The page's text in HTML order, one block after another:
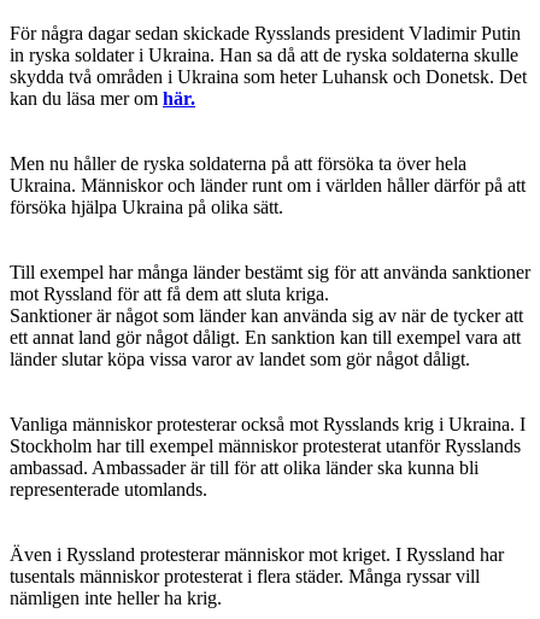
För några dagar sedan skickade Rysslands president Vladimir Putin
in ryska soldater i Ukraina. Han sa då att de ryska soldaterna skulle
skydda två områden i Ukraina som heter Luhansk och Donetsk. Det
kan du läsa mer om här.
Men nu håller de ryska soldaterna på att försöka ta över hela
Ukraina. Människor och länder runt om i världen håller därför på att
försöka hjälpa Ukraina på olika sätt.
Till exempel har många länder bestämt sig för att använda sanktioner
mot Ryssland för att få dem att sluta kriga.
Sanktioner är något som länder kan använda sig av när de tycker att
ett annat land gör något dåligt. En sanktion kan till exempel vara att
länder slutar köpa vissa varor av landet som gör något dåligt.
Vanliga människor protesterar också mot Rysslands krig i Ukraina. I
Stockholm har till exempel människor protesterat utanför Rysslands
ambassad. Ambassader är till för att olika länder ska kunna bli
representerade utomlands.
Även i Ryssland protesterar människor mot kriget. I Ryssland har
tusentals människor protesterat i flera städer. Många ryssar vill
nämligen inte heller ha krig.